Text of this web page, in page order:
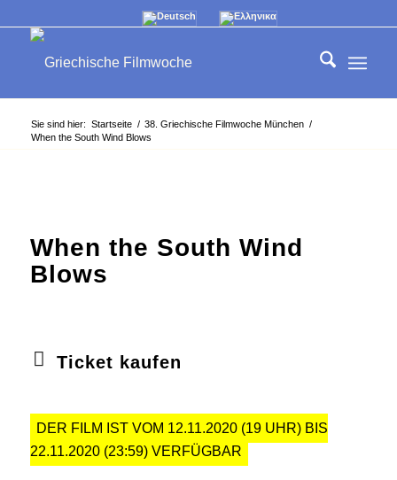
Sie sind hier: Startseite / 38. Griechische Filmwoche München /
When the South Wind Blows
When the South Wind
Blows
Ticket kaufen
DER FILM IST VOM 12.11.2020 (19 UHR) BIS
22.11.2020 (23:59) VERFÜGBAR